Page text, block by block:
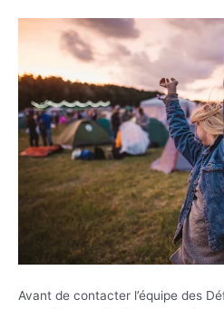
Avant de contacter l’équipe des